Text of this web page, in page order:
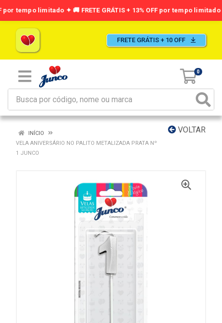
FRETE GRÁTIS + 10 OFF
0
VOLTAR
INÍCIO
VELA ANIVERSÁRIO NO PALITO METALIZADA PRATA Nº
1 JUNCO